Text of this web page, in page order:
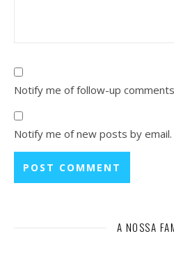
Notify me of follow-up
Notify me of new posts by email.
A NOSSA